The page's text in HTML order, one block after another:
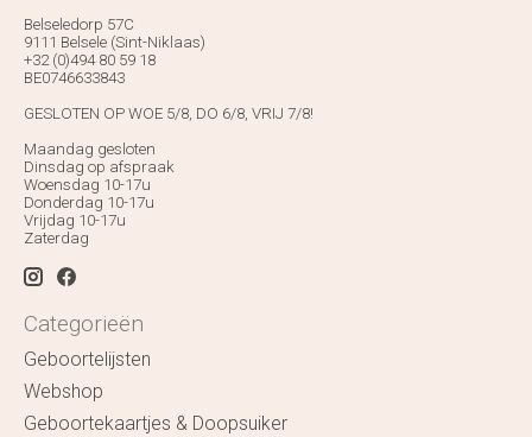
Belseledorp 57C
9111 Belsele (Sint-Niklaas)
+32 (0)494 80 59 18
BE0746633843
GESLOTEN OP WOE 5/8, DO 6/8, VRIJ 7/8!
Maandag gesloten
Dinsdag op afspraak
Woensdag 10-17u
Donderdag 10-17u
Vrijdag 10-17u
Zaterdag
Categorieën
Geboortelijsten
Webshop
Geboortekaartjes & Doopsuiker